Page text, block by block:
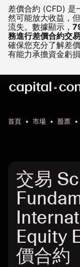
差價合約 (CFD) 是
然可能放大收益，
流失。 數據顯示，
務進行差價合約交
確保您充分了解差
有能力承擔資金虧損
首頁 市場 股票
交易
Equity
價合約